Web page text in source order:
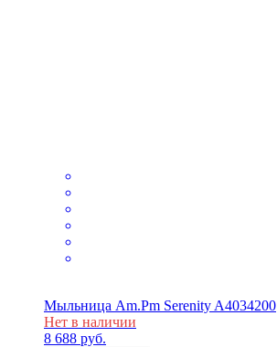
Мыльница Am.Pm Serenity A4034200
Нет в наличии
8 688 руб.